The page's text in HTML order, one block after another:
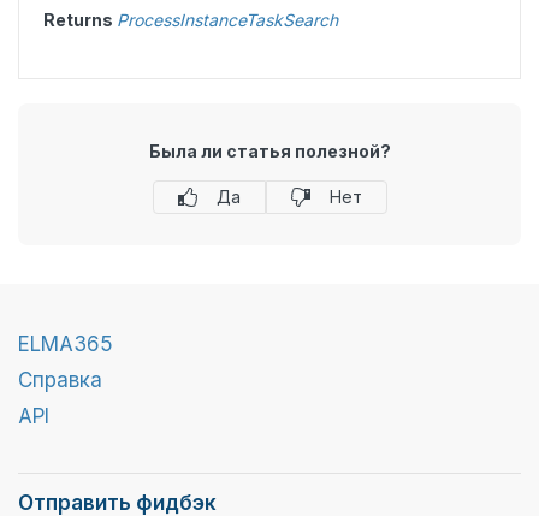
Returns ProcessInstanceTaskSearch
Была ли статья полезной?
Да Нет
ELMA365
Справка
API
Отправить фидбэк